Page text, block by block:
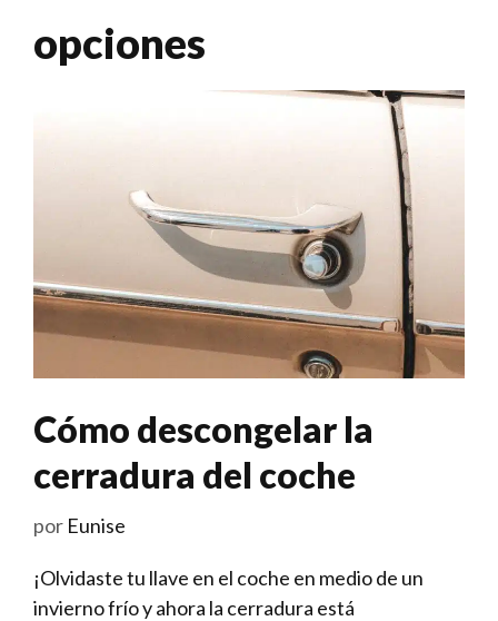
opciones
Cómo descongelar la
cerradura del coche
por Eunise
¡Olvidaste tu llave en el coche en medio de un
invierno frío y ahora la cerradura está